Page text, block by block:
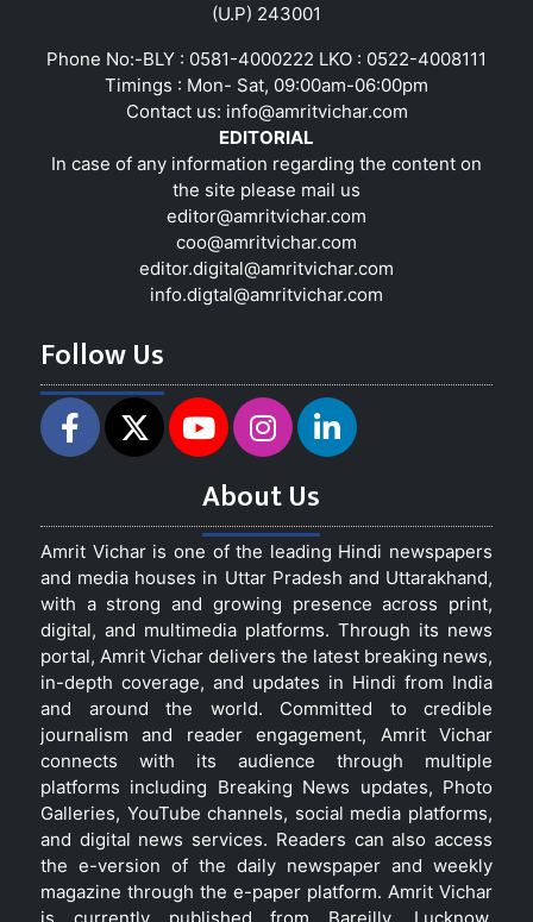
(U.P) 243001
Phone No:-BLY : 0581-4000222 LKO : 0522-4008111
Timings : Mon- Sat, 09:00am-06:00pm
Contact us: info@amritvichar.com
EDITORIAL
In case of any information regarding the content on
the site please mail us
editor@amritvichar.com
coo@amritvichar.com
editor.digital@amritvichar.com
info.digtal@amritvichar.com
Follow Us
About Us
Amrit Vichar is one of the leading Hindi newspapers
and media houses in Uttar Pradesh and Uttarakhand,
with a strong and growing presence across print,
digital, and multimedia platforms. Through its news
portal, Amrit Vichar delivers the latest breaking news,
in-depth coverage, and updates in Hindi from India
and around the world. Committed to credible
journalism and reader engagement, Amrit Vichar
connects with its audience through multiple
platforms including Breaking News updates, Photo
Galleries, YouTube channels, social media platforms,
and digital news services. Readers can also access
the e-version of the daily newspaper and weekly
magazine through the e-paper platform. Amrit Vichar
is currently published from Bareilly, Lucknow,